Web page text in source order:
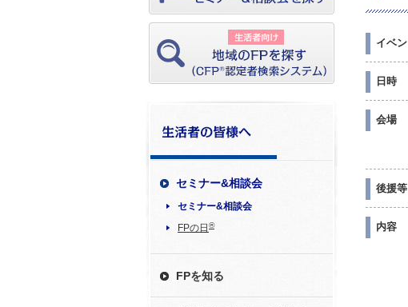
セミナー&相談会
セミナー&相談会
FPの日 ®
FPを知る
イベ
日時
会場
後援等
内容